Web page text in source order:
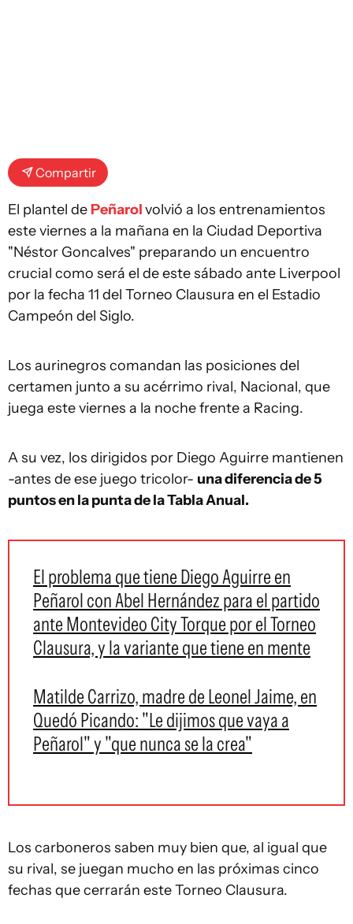
Compartir
El plantel de Peñarolvolvió a los entrenamientos
este viernes a la mañana en la Ciudad Deportiva
"Néstor Goncalves" preparando un encuentro
crucial como será el de este sábado ante Liverpool
por la fecha 11 del Torneo Clausura en el Estadio
Campeón del Siglo.
Los aurinegros comandan las posiciones del
certamen junto a su acérrimo rival, Nacional, que
juega este viernes a la noche frente a Racing.
A su vez, los dirigidos por Diego Aguirre mantienen
-antes de ese juego tricolor- una diferencia de 5
puntos en la punta de la Tabla Anual.
El problema que tiene Diego Aguirre en
Peñarol con Abel Hernández para el partido
ante Montevideo City Torque por el Torneo
Clausura, y la variante que tiene en mente
Matilde Carrizo, madre de Leonel Jaime, en
Quedó Picando: "Le dijimos que vaya a
Peñarol" y "que nunca se la crea"
Los carboneros saben muy bien que, al igual que
su rival, se juegan mucho en las próximas cinco
fechas que cerrarán este Torneo Clausura.